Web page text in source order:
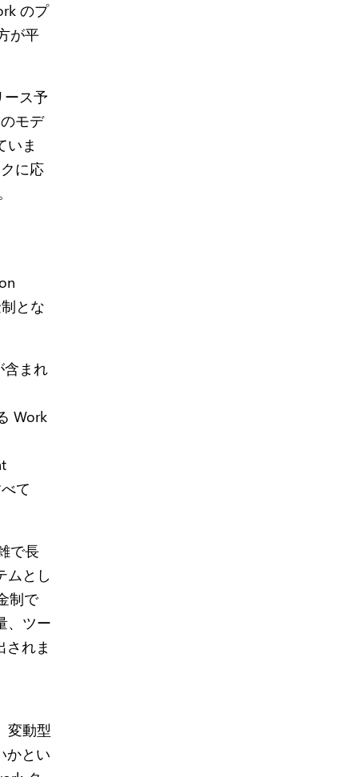
のプ
が平
ース予
モデ
いま
に応
とな
含まれ
Work
て
で長
ムとし
制で
、ツー
されま
変動型
かとい